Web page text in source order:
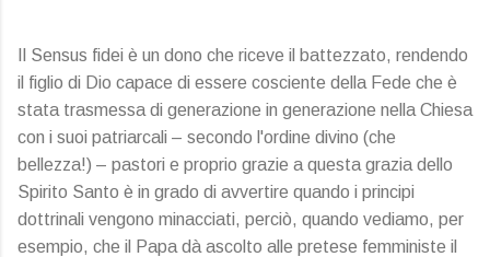
Il Sensus fidei è un dono che riceve il battezzato, rendendo
il figlio di Dio capace di essere cosciente della Fede che è
stata trasmessa di generazione in generazione nella Chiesa
con i suoi patriarcali – secondo l'ordine divino (che
bellezza!) – pastori e proprio grazie a questa grazia dello
Spirito Santo è in grado di avvertire quando i principi
dottrinali vengono minacciati, perciò, quando vediamo, per
esempio, che il Papa dà ascolto alle pretese femministe il